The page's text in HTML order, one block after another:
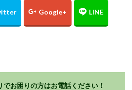
お困りの方はお電話ください！